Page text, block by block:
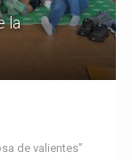
la
de valientes”